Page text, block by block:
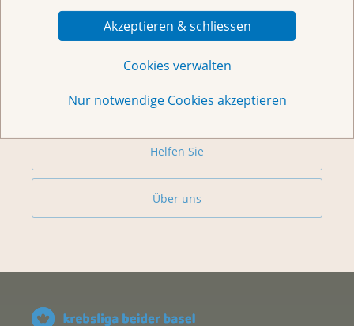
Akzeptieren & schliessen
Cookies verwalten
Nur notwendige Cookies akzeptieren
Beratung
Vorsorge & Forschung
Helfen Sie
Über uns